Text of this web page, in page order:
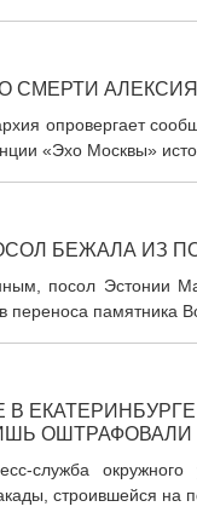
СМЕРТИ
опровергает
«Эхо Москвы»
БЕЖАЛА ИЗ
посол Эстонии
переноса памятника
В
ОШТРАФОВАЛИ
служба
строившейся